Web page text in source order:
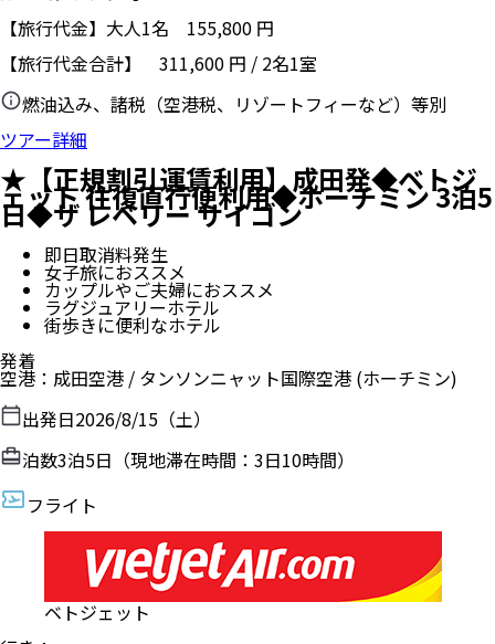
【旅行代金】大人1名 155,800 円
【旅行代金合計】 311,600 円 / 2名1室
燃油込み、諸税（空港税、リゾートフィーなど）等別
ツアー詳細
★【正規割引運賃利用】成田発◆ベトジ
ェット 往復直行便利用◆ホーチミン 3泊5
日◆ザ レベリー サイゴン
即日取消料発生
女子旅におススメ
カップルやご夫婦におススメ
ラグジュアリーホテル
街歩きに便利なホテル
発着
空港 ： 成田空港 / タンソンニャット国際空港 (ホーチミン)
出発日2026/8/15（土）
泊数3泊5日（現地滞在時間： 3日10時間）
フライト
ベトジェット